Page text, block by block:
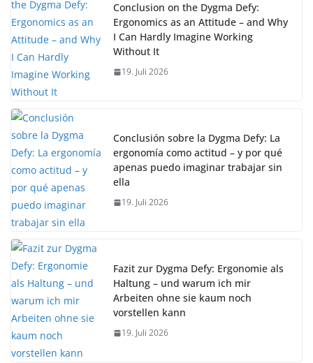
Conclusion on the Dygma Defy:
Ergonomics as an Attitude – and Why
I Can Hardly Imagine Working
Without It
19. Juli 2026
Conclusión sobre la Dygma Defy: La
ergonomía como actitud – y por qué
apenas puedo imaginar trabajar sin
ella
19. Juli 2026
Fazit zur Dygma Defy: Ergonomie als
Haltung – und warum ich mir
Arbeiten ohne sie kaum noch
vorstellen kann
19. Juli 2026